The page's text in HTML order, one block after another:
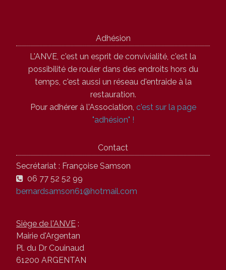
Adhésion
L'ANVE, c'est un esprit de convivialité, c'est la
possibilité de rouler dans des endroits hors du
temps, c'est aussi un réseau d'entraide à la
restauration.
Pour adhérer à l'Association, c'est sur la page
"adhésion" !
Contact
Secrétariat : Françoise Samson
06 77 52 52 99
bernardsamson61@hotmail.com
Siège de l'ANVE :
Mairie d'Argentan
Pl. du Dr Couinaud
61200 ARGENTAN